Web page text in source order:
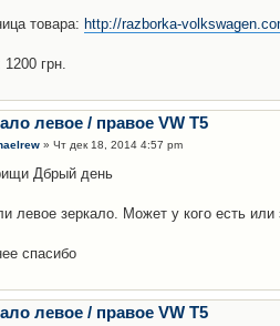
товара: http://razborka-
1200 грн.
левое / правое VW T5
» Чт дек 18, 2014 4:57 pm
Дбрый день
левое зеркало. Может у кого есть или
спасибо
левое / правое VW T5